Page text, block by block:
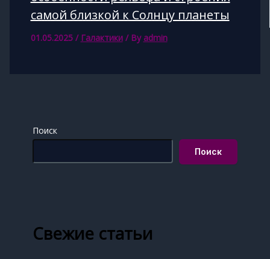
самой близкой к Солнцу планеты
01.05.2025 / Галактики/ By admin
Поиск
Поиск
Свежие статьи